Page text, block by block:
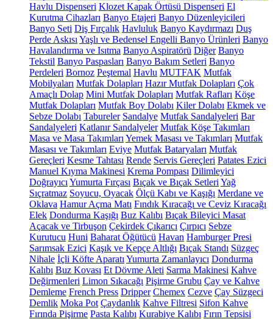
Havlu Dispenseri Klozet Kapak Örtüsü Dispenseri El
Kurutma Cihazları Banyo Etajeri Banyo Düzenleyicileri
Banyo Seti Diş Fırçalık Havluluk Banyo Kaydırmazı Duş
Perde Askısı Yaşlı ve Bedensel Engelli Banyo Ürünleri Banyo
Havalandırma ve Isıtma Banyo Aspiratörü Diğer Banyo
Tekstil Banyo Paspasları Banyo Bakım Setleri Banyo
Perdeleri Bornoz Peştemal Havlu MUTFAK Mutfak
Mobilyaları Mutfak Dolapları Hazır Mutfak Dolapları Çok
Amaçlı Dolap Mini Mutfak Dolapları Mutfak Rafları Köşe
Mutfak Dolapları Mutfak Boy Dolabı Kiler Dolabı Ekmek ve
Sebze Dolabı Tabureler Sandalye Mutfak Sandalyeleri Bar
Sandalyeleri Katlanır Sandalyeler Mutfak Köşe Takımları
Masa ve Masa Takımları Yemek Masası ve Takımları Mutfak
Masası ve Takımları Eviye Mutfak Bataryaları Mutfak
Gereçleri Kesme Tahtası Rende Servis Gereçleri Patates Ezici
Manuel Kıyma Makinesi Krema Pompası Dilimleyici
Doğrayıcı Yumurta Fırçası Bıçak ve Bıçak Setleri Yağ
Sıçratmaz Soyucu, Oyacak Ölçü Kabı ve Kaşığı Merdane ve
Oklava Hamur Açma Matı Fındık Kıracağı ve Ceviz Kıracağı
Elek Dondurma Kaşığı Buz Kalıbı Bıçak Bileyici Masat
Açacak ve Tirbuşon Çekirdek Çıkarıcı Çırpıcı Sebze
Kurutucu Huni Baharat Öğütücü Havan Hamburger Presi
Sarımsak Ezici Kaşık ve Kepçe Altlığı Bıçak Standı Süzgeç
Nihale İçli Köfte Aparatı Yumurta Zamanlayıcı Dondurma
Kalıbı Buz Kovası Et Dövme Aleti Sarma Makinesi Kahve
Değirmenleri Limon Sıkacağı Pişirme Grubu Çay ve Kahve
Demleme French Press Dripper Chemex Cezve Çay Süzgeci
Demlik Moka Pot Çaydanlık Kahve Filtresi Sifon Kahve
Fırında Pişirme Pasta Kalıbı Kurabiye Kalıbı Fırın Tepsisi